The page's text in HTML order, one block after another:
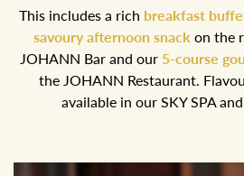
This includes a rich breakfast
savoury afternoon snack on the
JOHANN Bar and our 5-course
the JOHANN Restaurant.
available in our SKY SPA